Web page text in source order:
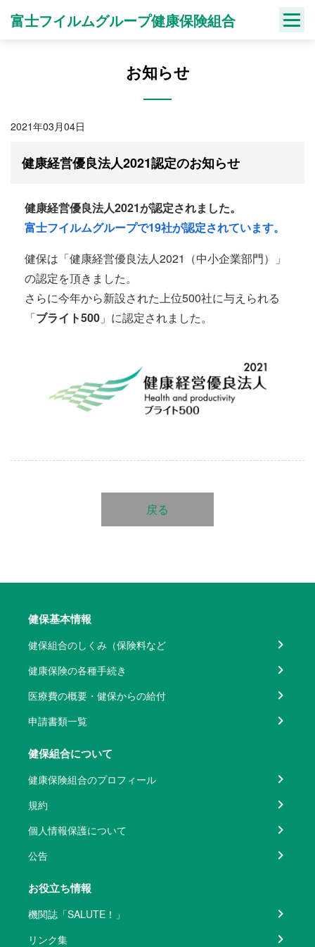
富士フイルムグループ健康保険組合
お知らせ
2021年03月04日
健康経営優良法人2021認定のお知らせ
健康経営優良法人2021が認定されました。
富士フイルムグループで19社が認定されています。
健保は「健康経営優良法人2021（中小企業部門）」
の認定を頂きました。
さらに今年から新設された上位500社に与えられる
「ブライト500 」に認定されました。
戻る
健保基本情報
健保組合のしくみ（保険料など
健康保険の各種手続き
医療費の概要・健保からの給付
申請書類一覧
健保組合について
健康保険組合のプロフィール
規約
個人情報保護について
公告
お役立ち情報
機関誌「SALUTE！」
リンク集